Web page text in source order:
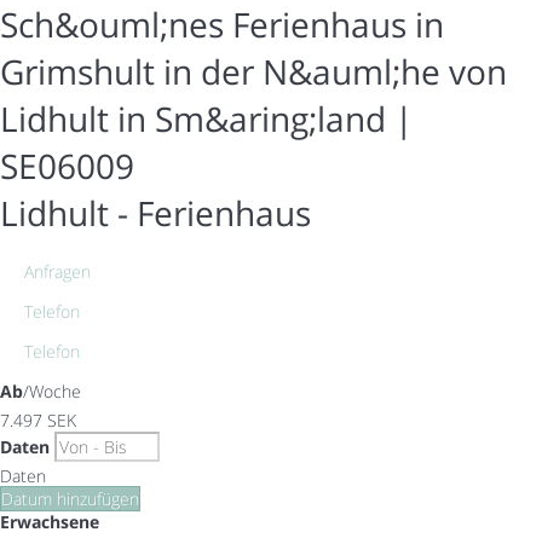
Sch&ouml;nes Ferienhaus in
Grimshult in der N&auml;he von
Lidhult in Sm&aring;land |
SE06009
Lidhult - Ferienhaus
Anfragen
Telefon
Telefon
Ab/Woche
7.497 SEK
Daten
Daten
Datum hinzufügen
Erwachsene